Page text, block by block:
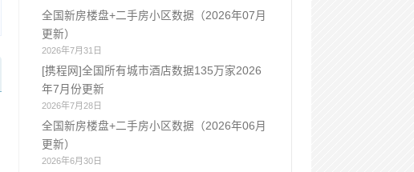
全国新房楼盘+二手房小区数据（2026年07月
更新）
2026年7月31日
[携程网]全国所有城市酒店数据135万家2026
年7月份更新
2026年7月28日
全国新房楼盘+二手房小区数据（2026年06月
更新）
2026年6月30日